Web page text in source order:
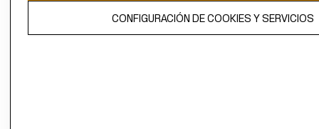
El contenido de esta página web está protegido por copyright y es
propiedad de H&M Hennes & Mauritz AB.CONFIGURACIÓN DE COOKIES Y SERVICIOS